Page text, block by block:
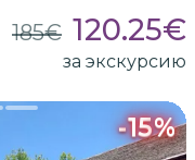
185€ 120.25€
за экскурсию
-15%